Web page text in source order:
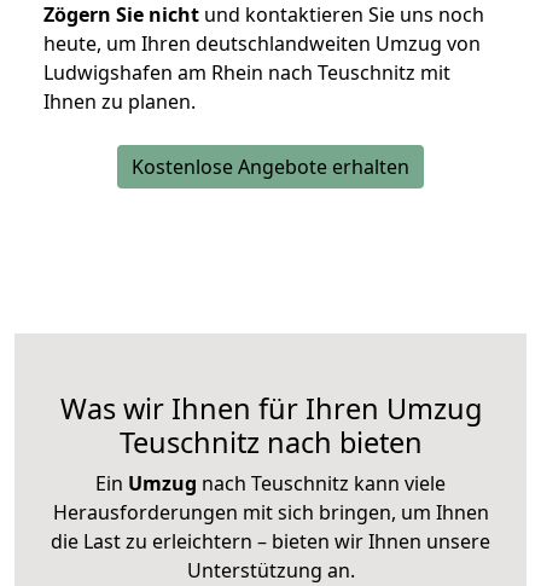
Zögern Sie nicht und kontaktieren Sie uns noch
heute, um Ihren deutschlandweiten Umzug von
Ludwigshafen am Rhein nach Teuschnitz mit
Ihnen zu planen.
Kostenlose Angebote erhalten
Was wir Ihnen für Ihren Umzug
Teuschnitz nach bieten
Ein Umzug nach Teuschnitz kann viele
Herausforderungen mit sich bringen, um Ihnen
die Last zu erleichtern – bieten wir Ihnen unsere
Unterstützung an.